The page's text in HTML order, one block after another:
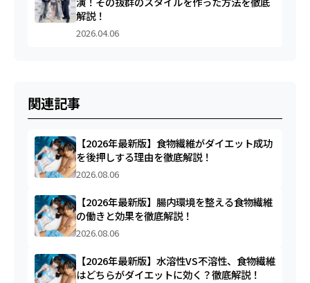
解説！
2026.04.06
関連記事
【2026年最新版】食物繊維がダイエット成功
を後押しする理由を徹底解説！
2026.08.06
【2026年最新版】腸内環境を整える食物繊維
の働きと効果を徹底解説！
2026.08.06
【2026年最新版】水溶性VS不溶性、食物繊維
はどちらがダイエットに効く？徹底解説！